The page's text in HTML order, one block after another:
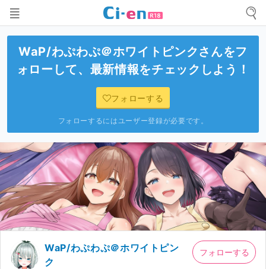
WaP/わぷわぷ＠ホワイトピンクさんをフ
ォローして、最新情報をチェックしよう！
フォローする
フォローするにはユーザー登録が必要です。
WaP/わぷわぷ＠ホワイトピン
ク
フォローする